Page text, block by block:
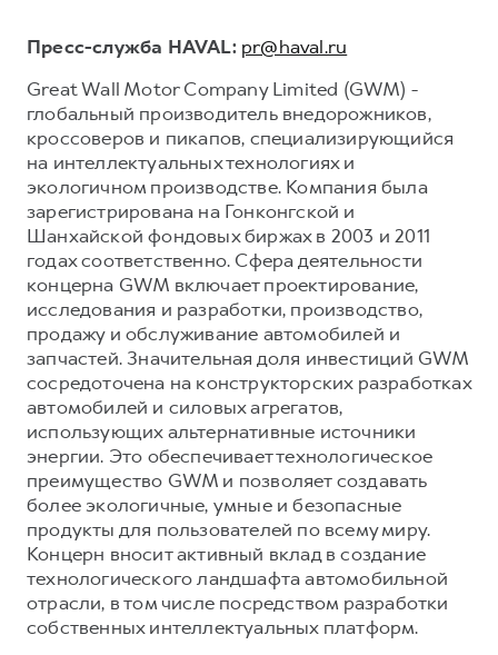
Пресс-служба HAVAL: pr@haval.ru
Great Wall Motor Company Limited (GWM) -
глобальный производитель внедорожников,
кроссоверов и пикапов, специализирующийся
на интеллектуальных технологиях и
экологичном производстве. Компания была
зарегистрирована на Гонконгской и
Шанхайской фондовых биржах в 2003 и 2011
годах соответственно. Сфера деятельности
концерна GWM включает проектирование,
исследования и разработки, производство,
продажу и обслуживание автомобилей и
запчастей. Значительная доля инвестиций GWM
сосредоточена на конструкторских разработках
автомобилей и силовых агрегатов,
использующих альтернативные источники
энергии. Это обеспечивает технологическое
преимущество GWM и позволяет создавать
более экологичные, умные и безопасные
продукты для пользователей по всему миру.
Концерн вносит активный вклад в создание
технологического ландшафта автомобильной
отрасли, в том числе посредством разработки
собственных интеллектуальных платформ.